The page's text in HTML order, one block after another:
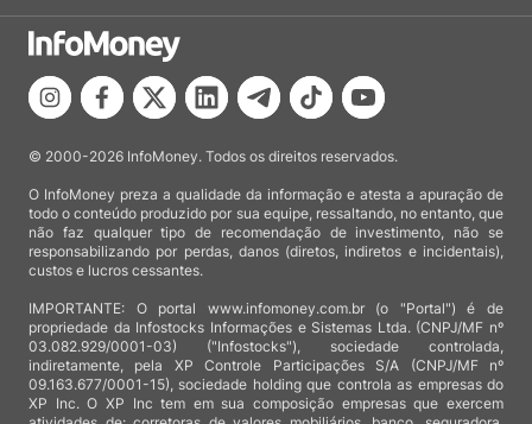
© 2000-2026 InfoMoney. Todos os direitos reservados.
O InfoMoney preza a qualidade da informação e atesta a apuração de
todo o conteúdo produzido por sua equipe, ressaltando, no entanto, que
não faz qualquer tipo de recomendação de investimento, não se
responsabilizando por perdas, danos (diretos, indiretos e incidentais),
custos e lucros cessantes.
IMPORTANTE: O portal www.infomoney.com.br (o "Portal") é de
propriedade da Infostocks Informações e Sistemas Ltda. (CNPJ/MF nº
03.082.929/0001-03) ("Infostocks"), sociedade controlada,
indiretamente, pela XP Controle Participações S/A (CNPJ/MF nº
09.163.677/0001-15), sociedade holding que controla as empresas do
XP Inc. O XP Inc tem em sua composição empresas que exercem